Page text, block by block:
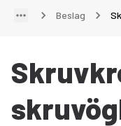
Beslag